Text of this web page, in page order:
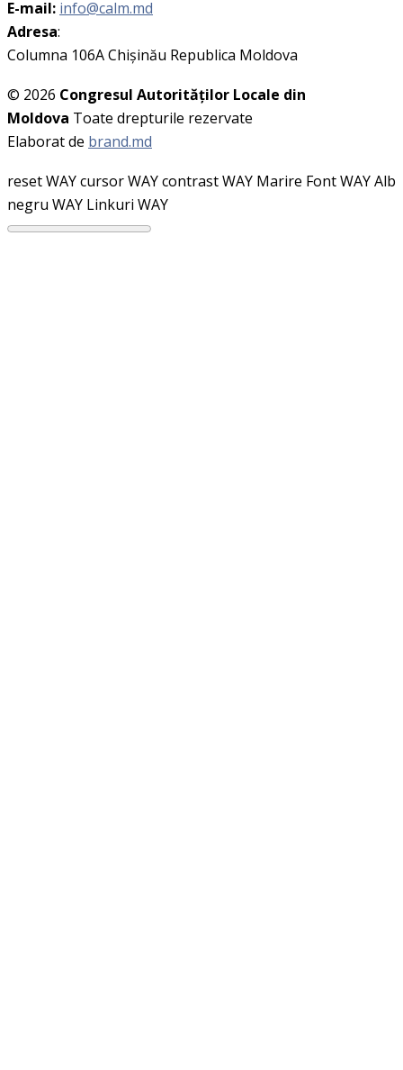
E-mail: info@calm.md
Adresa:
Columna 106A Chişinău Republica Moldova
© 2026 Congresul Autorităţilor Locale din
Moldova Toate drepturile rezervate
Elaborat de brand.md
reset WAYcursor WAYcontrast WAY Marire Font WAYAlb
negru WAY Linkuri WAY